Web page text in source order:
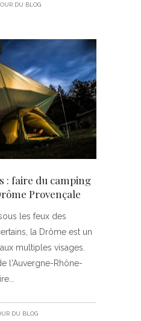
DU BLOG
: faire du camping
Provençale
les feux des
la Drôme est un
multiples visages.
l'Auvergne-Rhône-
DU BLOG